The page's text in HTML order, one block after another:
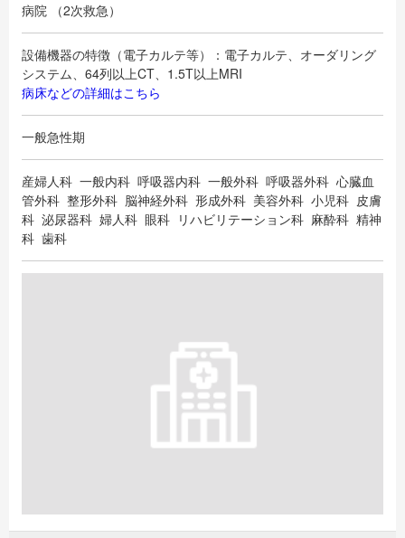
病院 （2次救急）
設備機器の特徴（電子カルテ等）：電子カルテ、オーダリング
システム、64列以上CT、1.5T以上MRI
病床などの詳細はこちら
一般急性期
産婦人科 一般内科 呼吸器内科 一般外科 呼吸器外科 心臓血
管外科 整形外科 脳神経外科 形成外科 美容外科 小児科 皮膚
科 泌尿器科 婦人科 眼科 リハビリテーション科 麻酔科 精神
科 歯科